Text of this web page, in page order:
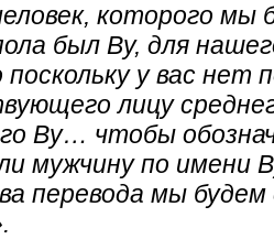
которого мы
был Ву, для
у вас нет
лицу
Ву… чтобы
мужчину по имени
перевода мы